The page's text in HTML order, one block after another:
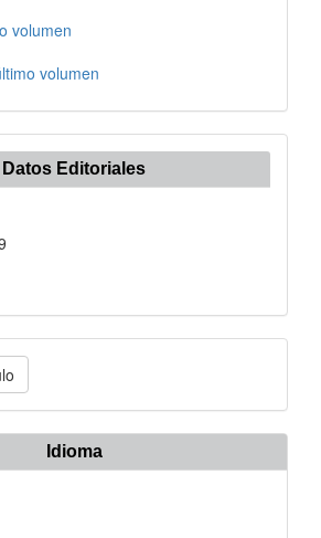
volumen
volumen
Datos Editoriales
Idioma